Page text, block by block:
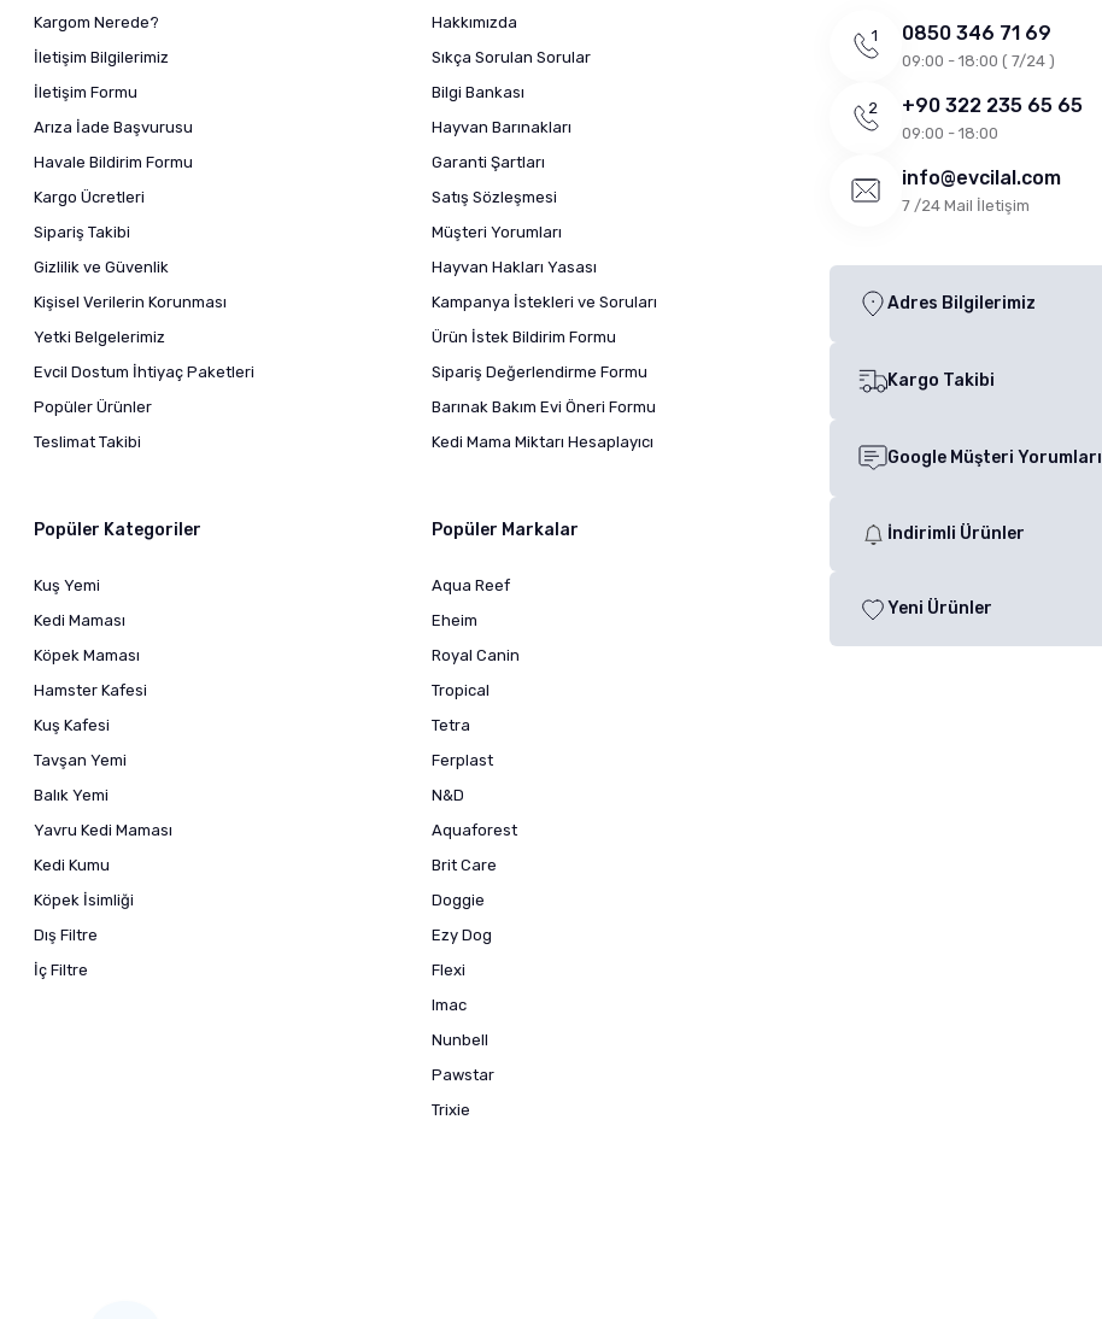
Kargom Nerede?
İletişim Bilgilerimiz
İletişim Formu
Arıza İade Başvurusu
Havale Bildirim Formu
Kargo Ücretleri
Sipariş Takibi
Gizlilik ve Güvenlik
Kişisel Verilerin Korunması
Yetki Belgelerimiz
Evcil Dostum İhtiyaç Paketleri
Popüler Ürünler
Teslimat Takibi
Hakkımızda
Sıkça Sorulan Sorular
Bilgi Bankası
Hayvan Barınakları
Garanti Şartları
Satış Sözleşmesi
Müşteri Yorumları
Hayvan Hakları Yasası
Kampanya İstekleri ve Soruları
Ürün İstek Bildirim Formu
Sipariş Değerlendirme Formu
Barınak Bakım Evi Öneri Formu
Kedi Mama Miktarı Hesaplayıcı
Popüler Kategoriler
Kuş Yemi
Kedi Maması
Köpek Maması
Hamster Kafesi
Kuş Kafesi
Tavşan Yemi
Balık Yemi
Yavru Kedi Maması
Kedi Kumu
Köpek İsimliği
Dış Filtre
İç Filtre
Popüler Markalar
Aqua Reef
Eheim
Royal Canin
Tropical
Tetra
Ferplast
N&D
Aquaforest
Brit Care
Doggie
Ezy Dog
Flexi
Imac
Nunbell
Pawstar
Trixie
0850 346 71 69
09:00 - 18:00 ( 7/24 )
+90 322 235 65 65
09:00 - 18:00
info@evcilal.com
7 /24 Mail İletişim
Adres Bilgilerimiz
Kargo Takibi
Google Müşteri Yorumları
İndirimli Ürünler
Yeni Ürünler